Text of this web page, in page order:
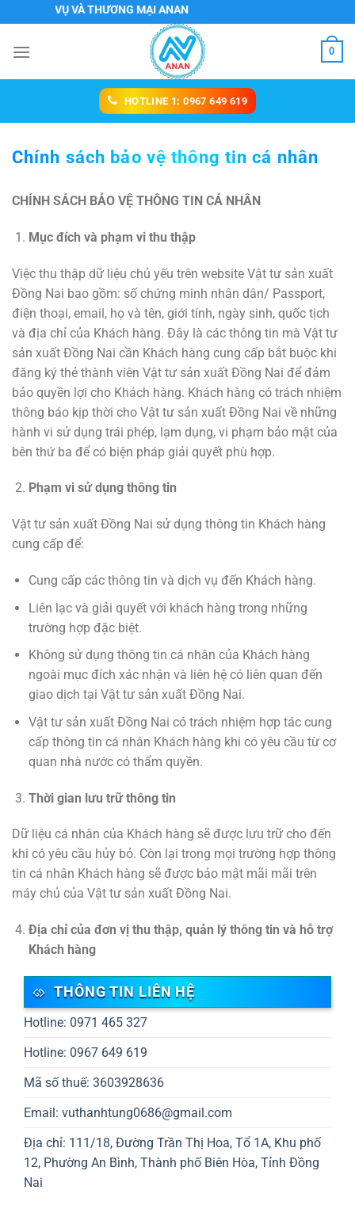
đến
nội
DỊCH VỤ VÀ THƯƠNG MẠI ANAN
0
HOTLINE 1: 0967 649 619
Chính sách bảo vệ thông tin cá nhân
CHÍNH SÁCH BẢO VỆ THÔNG TIN CÁ NHÂN
Mục đích và phạm vi thu thập
Việc thu thập dữ liệu chủ yếu trên website Vật tư sản xuất
Đồng Nai bao gồm: số chứng minh nhân dân/ Passport,
điện thoại, email, họ và tên, giới tính, ngày sinh, quốc tịch
và địa chỉ của Khách hàng. Đây là các thông tin mà Vật tư
sản xuất Đồng Nai cần Khách hàng cung cấp bắt buộc khi
đăng ký thẻ thành viên Vật tư sản xuất Đồng Nai để đảm
bảo quyền lợi cho Khách hàng. Khách hàng có trách nhiệm
thông báo kịp thời cho Vật tư sản xuất Đồng Nai về những
hành vi sử dụng trái phép, lạm dụng, vi phạm bảo mật của
bên thứ ba để có biện pháp giải quyết phù hợp.
Phạm vi sử dụng thông tin
Vật tư sản xuất Đồng Nai sử dụng thông tin Khách hàng
cung cấp để:
Cung cấp các thông tin và dịch vụ đến Khách hàng.
Liên lạc và giải quyết với khách hàng trong những
trường hợp đặc biệt.
Không sử dụng thông tin cá nhân của Khách hàng
ngoài mục đích xác nhận và liên hệ có liên quan đến
giao dịch tại Vật tư sản xuất Đồng Nai.
Vật tư sản xuất Đồng Nai có trách nhiệm hợp tác cung
cấp thông tin cá nhân Khách hàng khi có yêu cầu từ cơ
quan nhà nước có thẩm quyền.
Thời gian lưu trữ thông tin
Dữ liệu cá nhân của Khách hàng sẽ được lưu trữ cho đến
khi có yêu cầu hủy bỏ. Còn lại trong mọi trường hợp thông
tin cá nhân Khách hàng sẽ được bảo mật mãi mãi trên
máy chủ của Vật tư sản xuất Đồng Nai.
Địa chỉ của đơn vị thu thập, quản lý thông tin và hỗ trợ
Khách hàng
THÔNG TIN LIÊN HỆ
Hotline: 0971 465 327
Hotline: 0967 649 619
Mã số thuế: 3603928636
Email: vuthanhtung0686@gmail.com
Địa chỉ: 111/18, Đường Trần Thị Hoa, Tổ 1A, Khu phố
12, Phường An Bình, Thành phố Biên Hòa, Tỉnh Đồng
Nai